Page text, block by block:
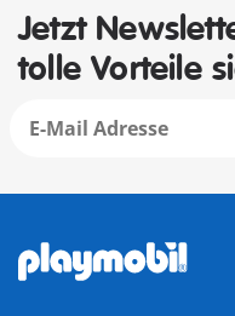
Jetzt
tolle Vorteile